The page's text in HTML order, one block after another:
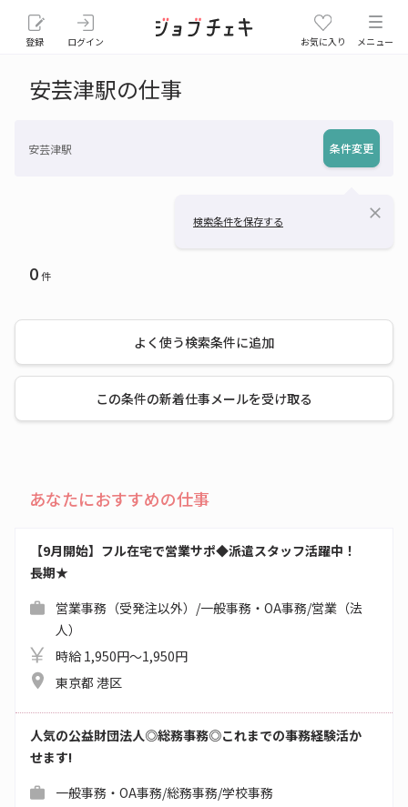
登録 ログイン お気に入り メニュー
安芸津駅の仕事
安芸津駅 条件変更
検索条件を保存する close
0件
よく使う検索条件に追加
この条件の新着仕事メールを受け取る
あなたにおすすめの仕事
【9月開始】フル在宅で営業サポ◆派遣スタッフ活躍中！
長期★
営業事務（受発注以外）/一般事務・OA事務/営業（法
人）
時給 1,950円～1,950円
東京都 港区
人気の公益財団法人◎総務事務◎これまでの事務経験活か
せます!
一般事務・OA事務/総務事務/学校事務